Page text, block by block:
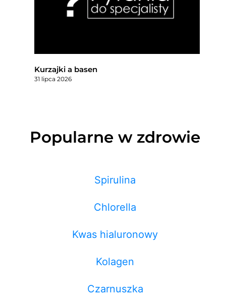
Kurzajki a basen
31 lipca 2026
Popularne w zdrowie
Spirulina
Chlorella
Kwas hialuronowy
Kolagen
Czarnuszka